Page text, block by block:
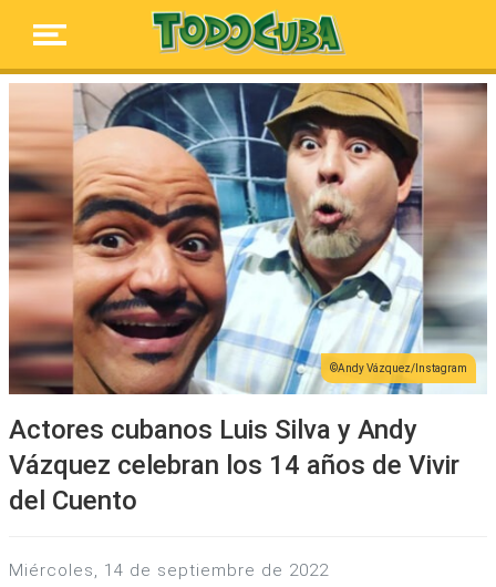
Andy Vázquez/Instagram
Actores cubanos Luis Silva y Andy
Vázquez celebran los 14 años de Vivir
del Cuento
miércoles, 14 de septiembre de 2022